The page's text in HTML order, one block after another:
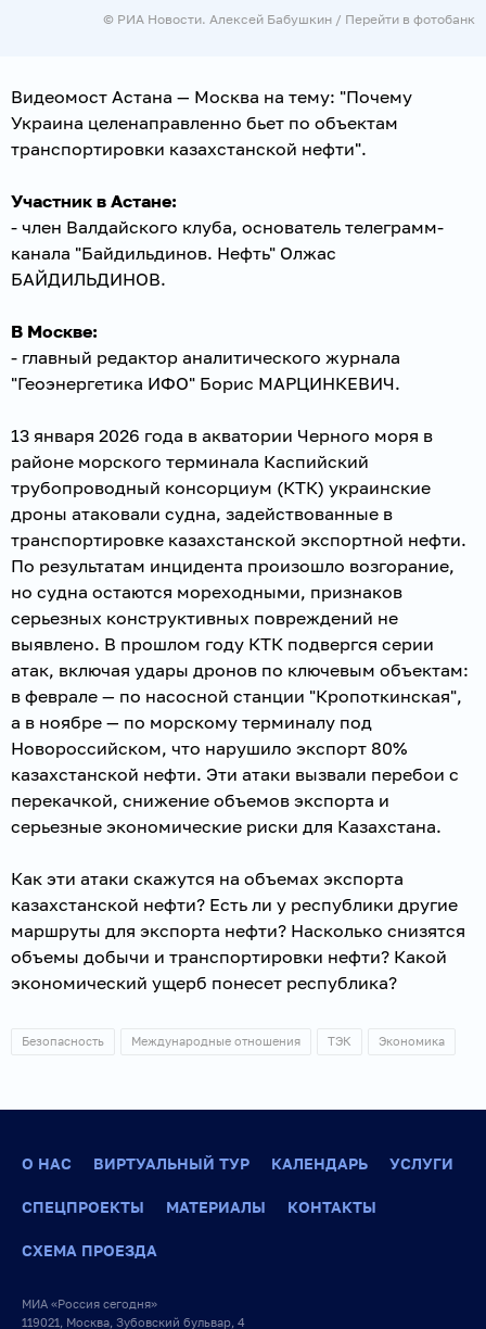
© РИА Новости. Алексей Бабушкин / Перейти в фотобанк
Видеомост Астана — Москва на тему: "Почему
Украина целенаправленно бьет по объектам
транспортировки казахстанской нефти".
Участник в Астане:
- член Валдайского клуба, основатель телеграмм-
канала "Байдильдинов. Нефть" Олжас
БАЙДИЛЬДИНОВ.
В Москве:
- главный редактор аналитического журнала
"Геоэнергетика ИФО" Борис МАРЦИНКЕВИЧ.
13 января 2026 года в акватории Черного моря в
районе морского терминала Каспийский
трубопроводный консорциум (КТК) украинские
дроны атаковали судна, задействованные в
транспортировке казахстанской экспортной нефти.
По результатам инцидента произошло возгорание,
но судна остаются мореходными, признаков
серьезных конструктивных повреждений не
выявлено. В прошлом году КТК подвергся серии
атак, включая удары дронов по ключевым объектам:
в феврале — по насосной станции "Кропоткинская",
а в ноябре — по морскому терминалу под
Новороссийском, что нарушило экспорт 80%
казахстанской нефти. Эти атаки вызвали перебои с
перекачкой, снижение объемов экспорта и
серьезные экономические риски для Казахстана.
Как эти атаки скажутся на объемах экспорта
казахстанской нефти? Есть ли у республики другие
маршруты для экспорта нефти? Насколько снизятся
объемы добычи и транспортировки нефти? Какой
экономический ущерб понесет республика?
Безопасность Международные отношения ТЭК Экономика
О НАС ВИРТУАЛЬНЫЙ ТУР КАЛЕНДАРЬ УСЛУГИ
СПЕЦПРОЕКТЫ МАТЕРИАЛЫ КОНТАКТЫ
СХЕМА ПРОЕЗДА
МИА «Россия сегодня»
119021, Москва, Зубовский бульвар, 4